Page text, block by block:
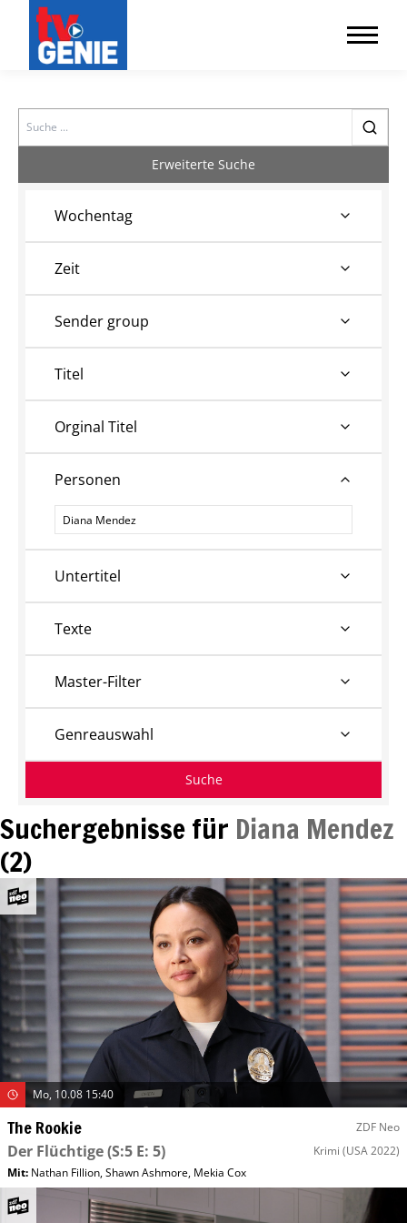
Search
Suchergebnisse für Diana Mendez
(2)
Mo, 10.08 15:40
The Rookie ZDF Neo
Der Flüchtige(S:5 E: 5) Krimi (USA 2022)
Mit: Nathan Fillion,Shawn Ashmore, Mekia Cox
Erweiterte Suche
Wochentag
Zeit
Sender group
Titel
Orginal Titel
Personen
Personen
Untertitel
Texte
Master-Filter
Genreauswahl
Suche